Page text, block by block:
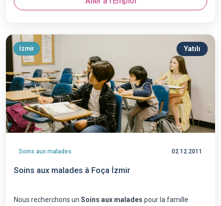
İzmir Yatılı
Soins aux malades 02.12.2011
Soins aux malades à Foça İzmir
Nous recherchons un Soins aux malades pour la famille